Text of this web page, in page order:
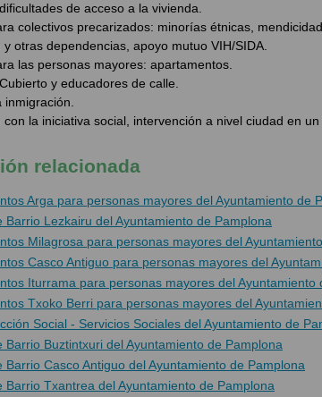
de acceso a la vivienda.
colectivos precarizados: minorías étnicas,
otras dependencias, apoyo mutuo VIH/SIDA.
las personas mayores: apartamentos.
y educadores de calle.
con la iniciativa social, intervención a nivel ciudad en
relacionada
Arga para personas mayores del Ayuntamiento de
Barrio Lezkairu del Ayuntamiento de Pamplona
Milagrosa para personas mayores del
Casco Antiguo para personas mayores del
Iturrama para personas mayores del Ayuntamiento
Txoko Berri para personas mayores del
Social - Servicios Sociales del Ayuntamiento de
Barrio Buztintxuri del Ayuntamiento de Pamplona
Barrio Casco Antiguo del Ayuntamiento de Pamplona
Barrio Txantrea del Ayuntamiento de Pamplona